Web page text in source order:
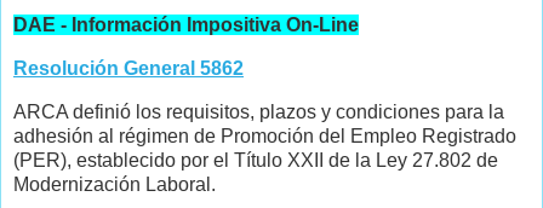
DAE - Información Impositiva On-Line
Resolución General 5862
ARCA definió los requisitos, plazos y condiciones para la
adhesión al régimen de Promoción del Empleo Registrado
(PER), establecido por el Título XXII de la Ley 27.802 de
Modernización Laboral.